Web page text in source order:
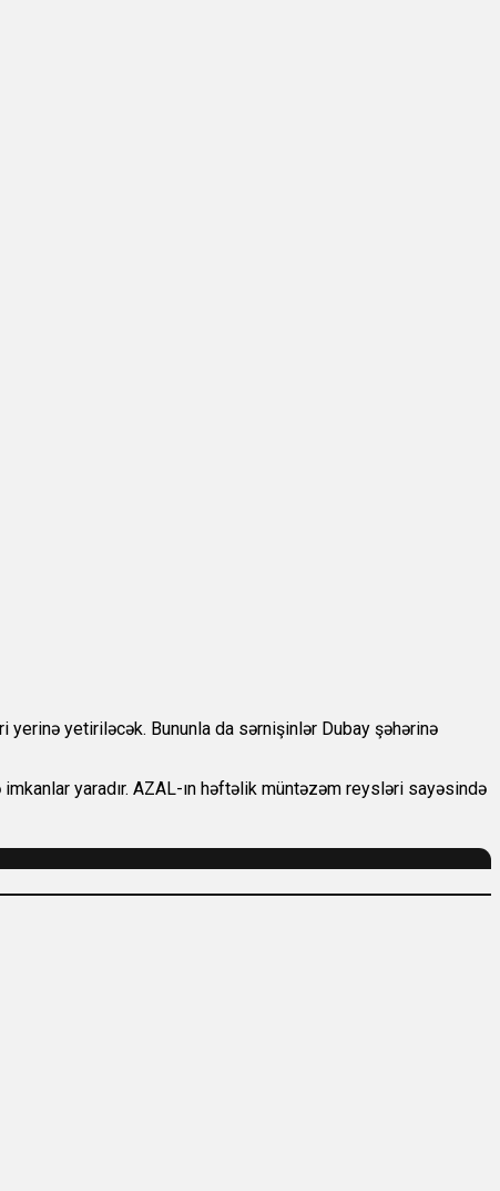
yetiriləcək. Bununla da sərnişinlər Dubay şəhərinə
yaradır. AZAL-ın həftəlik müntəzəm reysləri sayəsində